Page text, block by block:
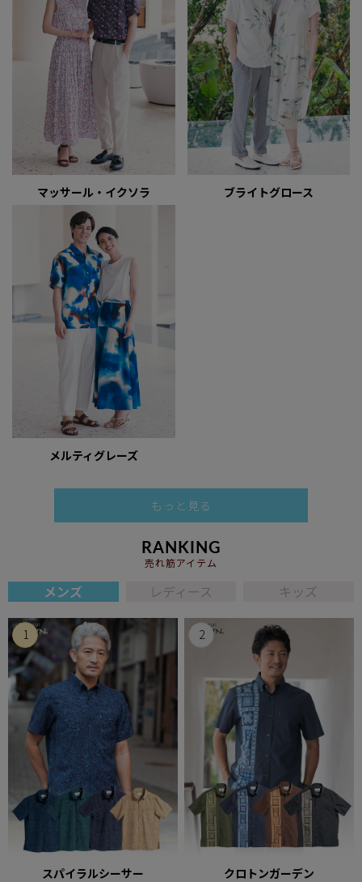
マッサール・イクソラ ブライトグロース
メルティグレーズ
もっと見る
RANKING
売れ筋アイテム
メンズ レディース キッズ
スパイラルシーサー クロトンガーデン